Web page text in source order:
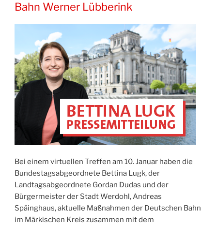
Bahn Werner Lübberink
Bei einem virtuellen Treffen am 10. Januar haben die
Bundestagsabgeordnete Bettina Lugk, der
Landtagsabgeordnete Gordan Dudas und der
Bürgermeister der Stadt Werdohl, Andreas
Späinghaus, aktuelle Maßnahmen der Deutschen Bahn
im Märkischen Kreis zusammen mit dem